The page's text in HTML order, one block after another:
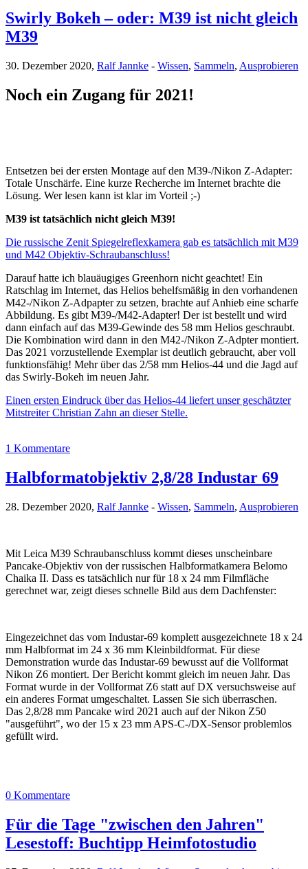
Swirly Bokeh – oder: M39 ist nicht gleich
M39
30. Dezember 2020, Ralf Jannke - Wissen, Sammeln, Ausprobieren
Noch ein Zugang für 2021!
Entsetzen bei der ersten Montage auf den M39-/Nikon Z-Adapter:
Totale Unschärfe. Eine kurze Recherche im Internet brachte die
Lösung. Wer lesen kann ist klar im Vorteil ;-)
M39 ist tatsächlich nicht gleich M39!
Die russische Zenit Spiegelreflexkamera gab es tatsächlich mit M39
und M42 Objektiv-Schraubanschluss!
Darauf hatte ich blauäugiges Greenhorn nicht geachtet! Ein
Ratschlag im Internet, das Helios behelfsmäßig in den vorhandenen
M42-/Nikon Z-Adpapter zu setzen, brachte auf Anhieb eine scharfe
Abbildung. Es gibt M39-/M42-Adapter! Der ist bestellt und wird
dann einfach auf das M39-Gewinde des 58 mm Helios geschraubt.
Die Kombination wird dann in den M42-/Nikon Z-Adpter montiert.
Das 2021 vorzustellende Exemplar ist deutlich gebraucht, aber voll
funktionsfähig! Mehr über das 2/58 mm Helios-44 und die Jagd auf
das Swirly-Bokeh im neuen Jahr.
Einen ersten Eindruck über das Helios-44 liefert unser geschätzter
Mitstreiter Christian Zahn an dieser Stelle.
1 Kommentare
Halbformatobjektiv 2,8/28 Industar 69
28. Dezember 2020, Ralf Jannke - Wissen, Sammeln, Ausprobieren
Mit Leica M39 Schraubanschluss kommt dieses unscheinbare
Pancake-Objektiv von der russischen Halbformatkamera Belomo
Chaika II. Dass es tatsächlich nur für 18 x 24 mm Filmfläche
gerechnet war, zeigt dieses schnelle Bild aus dem Dachfenster:
Eingezeichnet das vom Industar-69 komplett ausgezeichnete 18 x 24
mm Halbformat im 24 x 36 mm Kleinbildformat. Für diese
Demonstration wurde das Industar-69 bewusst auf die Vollformat
Nikon Z6 montiert. Der Bericht kommt gleich im neuen Jahr. Das
Format wurde in der Vollformat Z6 statt auf DX versuchsweise auf
ein anderes Format umgeschaltet. Lassen Sie sich überraschen.
Das 2,8/28 mm Pancake wird 2021 auch auf der Nikon Z50
"ausgeführt", wo der 15 x 23 mm APS-C-/DX-Sensor problemlos
gefüllt wird.
0 Kommentare
Für die Tage "zwischen den Jahren"
Lesestoff: Buchtipp Heimfotostudio